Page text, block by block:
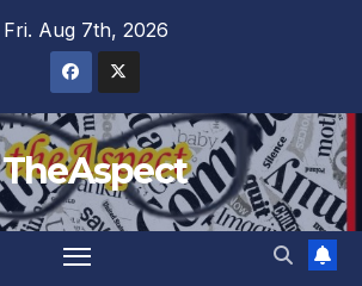
Fri. Aug 7th, 2026
TheAspect